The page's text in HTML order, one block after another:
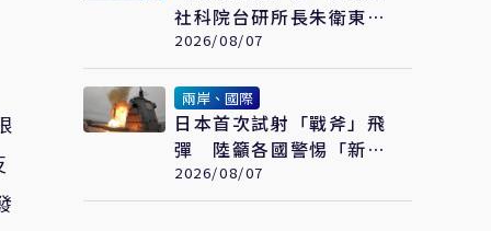
社科院台研所長朱衛東的
「不統而統」
2026/08/07
兩岸、國際
日本首次試射「戰斧」飛
彈 陸籲各國警惕「新型
軍國主義」發展
2026/08/07